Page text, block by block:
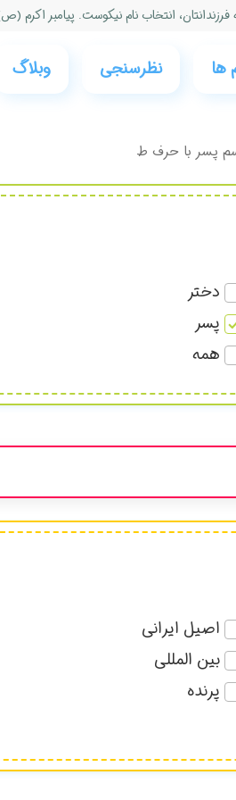
انتخاب نام نیكوست. پیامبر اكرم
ها نظرسنجی‌ وبلاگ
پسر با حرف ط
دختر
پسر
همه
اصیل ایرانی
بین المللی
پرنده
تاریخی